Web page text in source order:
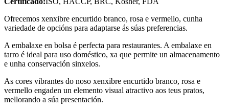
Ofrecemos xenxibre encurtido branco, rosa e vermello, cunha
variedade de opcións para adaptarse ás súas preferencias.
A embalaxe en bolsa é perfecta para restaurantes. A embalaxe en
tarro é ideal para uso doméstico, xa que permite un almacenamento
e unha conservación sinxelos.
As cores vibrantes do noso xenxibre encurtido branco, rosa e
vermello engaden un elemento visual atractivo aos teus pratos,
mellorando a súa presentación.